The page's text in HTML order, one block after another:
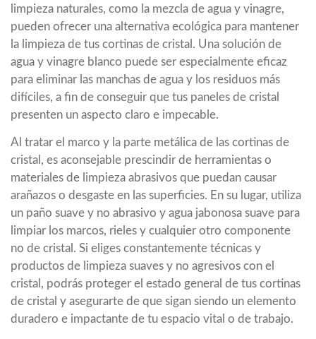
limpieza naturales, como la mezcla de agua y vinagre,
pueden ofrecer una alternativa ecológica para mantener
la limpieza de tus cortinas de cristal. Una solución de
agua y vinagre blanco puede ser especialmente eficaz
para eliminar las manchas de agua y los residuos más
difíciles, a fin de conseguir que tus paneles de cristal
presenten un aspecto claro e impecable.
Al tratar el marco y la parte metálica de las cortinas de
cristal, es aconsejable prescindir de herramientas o
materiales de limpieza abrasivos que puedan causar
arañazos o desgaste en las superficies. En su lugar, utiliza
un paño suave y no abrasivo y agua jabonosa suave para
limpiar los marcos, rieles y cualquier otro componente
no de cristal. Si eliges constantemente técnicas y
productos de limpieza suaves y no agresivos con el
cristal, podrás proteger el estado general de tus cortinas
de cristal y asegurarte de que sigan siendo un elemento
duradero e impactante de tu espacio vital o de trabajo.